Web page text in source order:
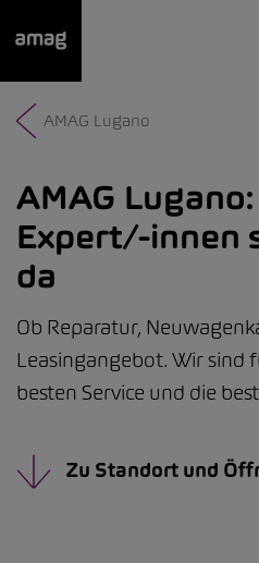
wurde als Ihre
AMAG Lugano
AMAG Lugano:
Expert/-innen
da
Ob Reparatur,
Leasingangebot. Wir sind
besten Service und die
Zu Standort und